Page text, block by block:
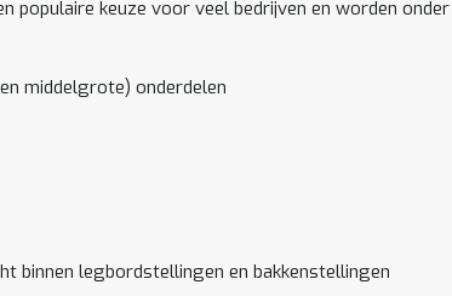
populaire keuze voor veel bedrijven en worden
middelgrote) onderdelen
binnen legbordstellingen en bakkenstellingen